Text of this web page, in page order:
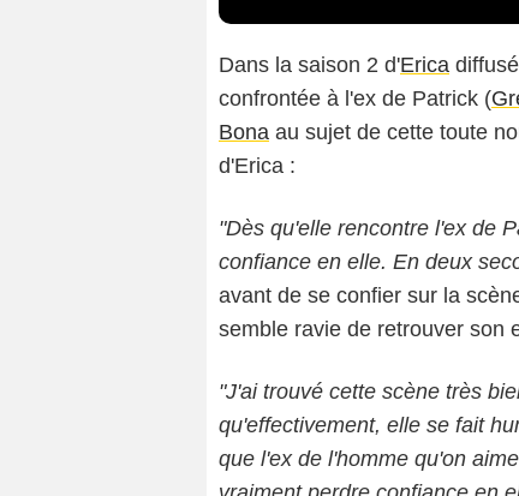
Dans la saison 2 d'Erica
confrontée à l'ex de Patrick (
Bona au sujet de cette toute
d'Erica :
"Dès qu'elle rencontre l'ex de
confiance en elle. En deux
avant de se confier sur la
semble ravie de retrouver son
"J'ai trouvé cette scène très
qu'effectivement, elle se fait
que l'ex de l'homme qu'on